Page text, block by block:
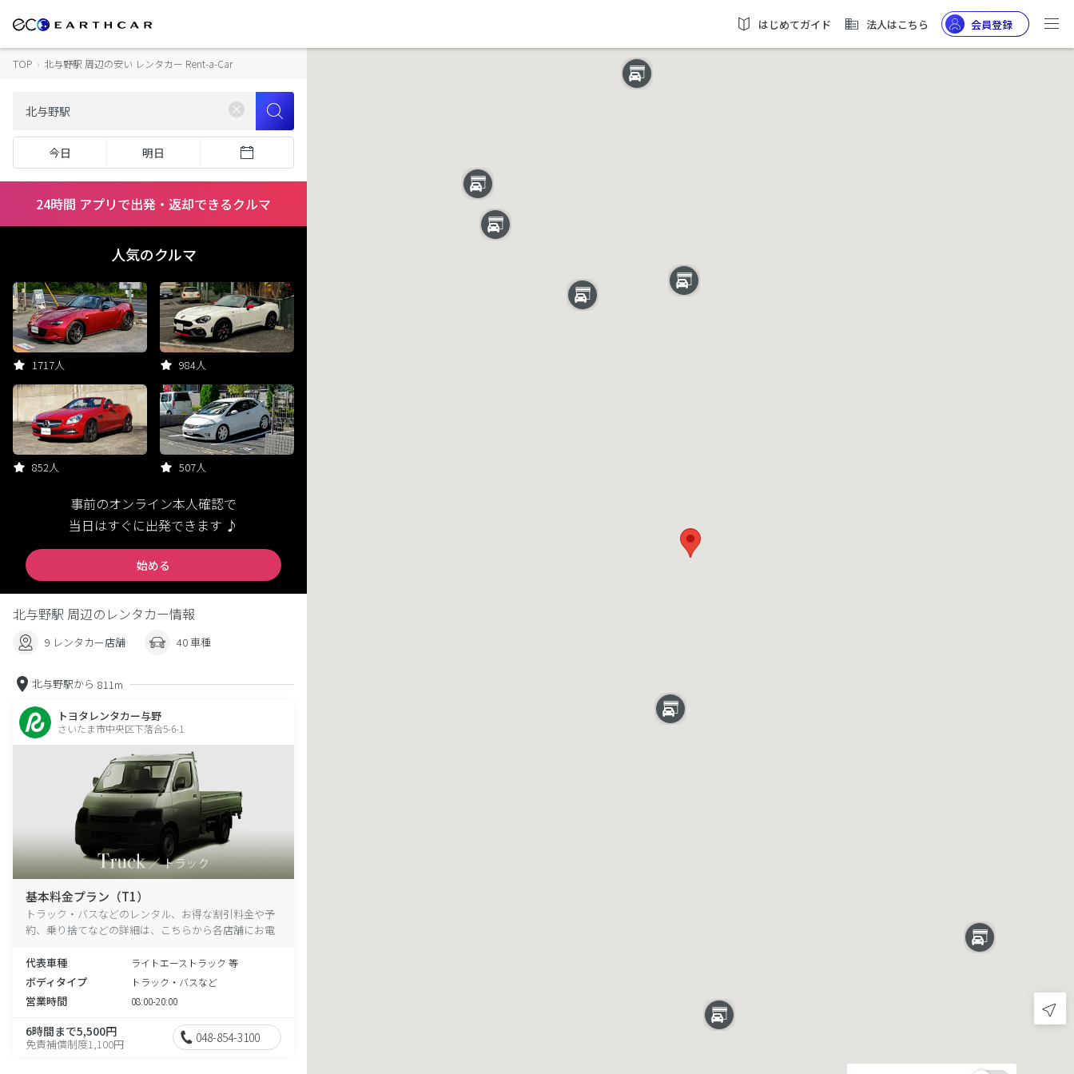
はじめてガイド 法人はこちら 会員登録
TOP › 北与野駅 周辺の安い レンタカー Rent-a-Car
今日 明日
24時間 アプリで出発・返却できるクルマ
人気のクルマ
1717人 984人
852人 507人
事前のオンライン本人確認で
当日はすぐに出発できます ♪
始める
北与野駅 周辺のレンタカー情報
9 レンタカー店舗 40 車種
北与野駅から 811m
トヨタレンタカー与野
さいたま市中央区下落合5-6-1
基本料金プラン（T1）
トラック・バスなどのレンタル、お得な割引料金や予
約、乗り捨てなどの詳細は、こちらから各店舗にお電
代表車種
ライトエーストラック 等
ボディタイプ トラック・バスなど
営業時間 08:00-20:00
6時間まで5,500円
免責補償制度1,100円 048-854-3100